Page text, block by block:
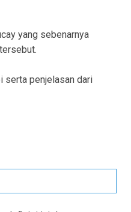
yang sebenarnya
serta penjelasan dari